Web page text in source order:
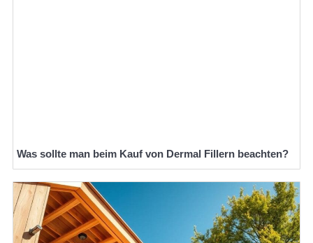
Was sollte man beim Kauf von Dermal Fillern beachten?